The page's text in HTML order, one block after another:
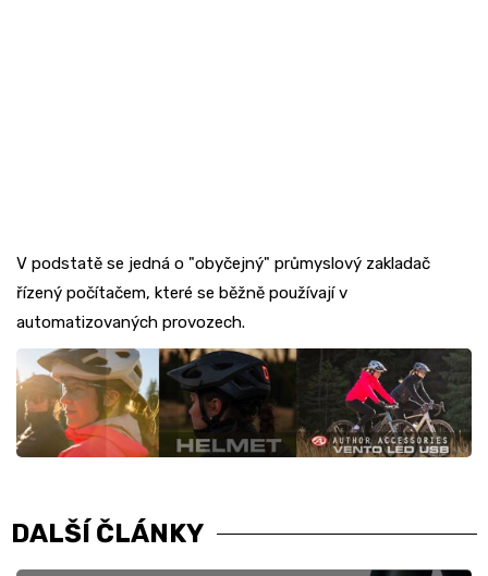
V podstatě se jedná o "obyčejný" průmyslový zakladač
řízený počítačem, které se běžně používají v
automatizovaných provozech.
DALŠÍ ČLÁNKY